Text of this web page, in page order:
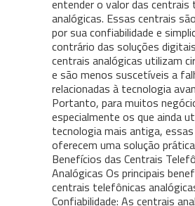
entender o valor das centrais
analógicas. Essas centrais
por sua confiabilidade e
contrário das soluções
centrais analógicas utilizam
e são menos suscetíveis a
relacionadas à tecnologia
Portanto, para muitos
especialmente os que ainda
tecnologia mais antiga,
oferecem uma solução
Benefícios das Centrais
Analógicas Os principais
centrais telefônicas
Confiabilidade: As centrais